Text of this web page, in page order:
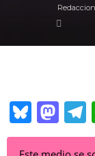
Redaccion
Bl
u
M
a